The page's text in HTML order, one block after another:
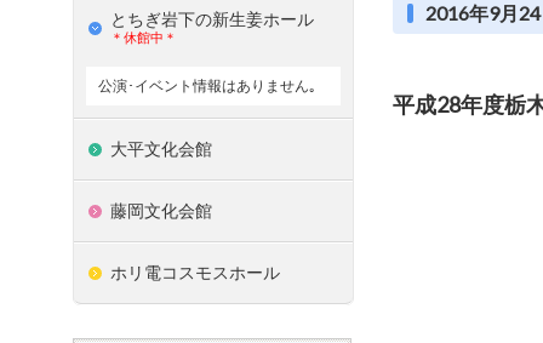
2016年9月
平成28年度栃
とちぎ岩下の新⽣姜ホール
＊休館中＊
公演･イベント情報はありません｡
大平文化会館
藤岡文化会館
ホリ電コスモスホール